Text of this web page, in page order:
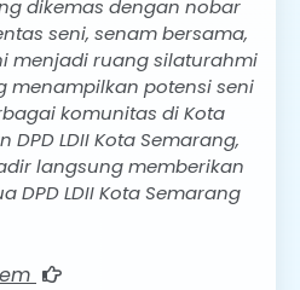
dikemas dengan nobar
seni, senam bersama,
menjadi ruang silaturahmi
menampilkan potensi seni
komunitas di Kota
LDII Kota Semarang,
langsung memberikan
DPD LDII Kota Semarang